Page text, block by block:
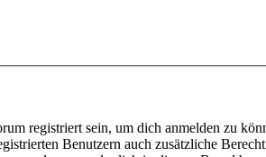
registriert sein, um dich anmelden zu
Benutzern auch zusätzliche